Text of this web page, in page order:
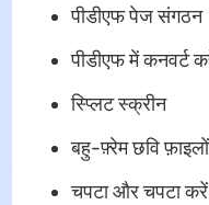
पीडीएफ पेज संगठन
पीडीएफ में कनवर्ट
स्प्लिट स्क्रीन
बहु-फ़्रेम छवि
चपटा और चपटा करें